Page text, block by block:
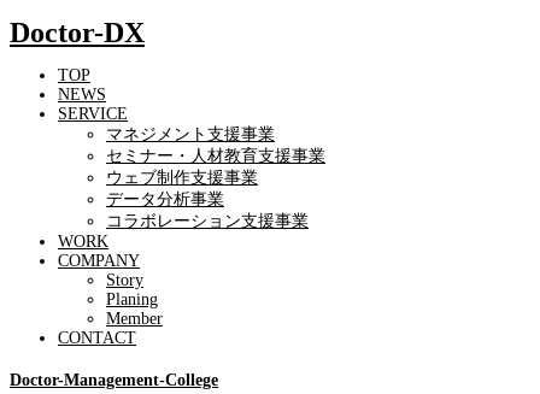
Doctor-DX
TOP
NEWS
SERVICE
マネジメント支援事業
セミナー・人材教育支援事業
ウェブ制作支援事業
データ分析事業
コラボレーション支援事業
WORK
COMPANY
Story
Planing
Member
CONTACT
Doctor-Management-College